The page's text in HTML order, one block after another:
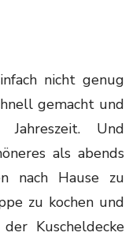
nicht genug
gemacht und
Und
als abends
nach Hause zu
zu kochen und
Kuscheldecke